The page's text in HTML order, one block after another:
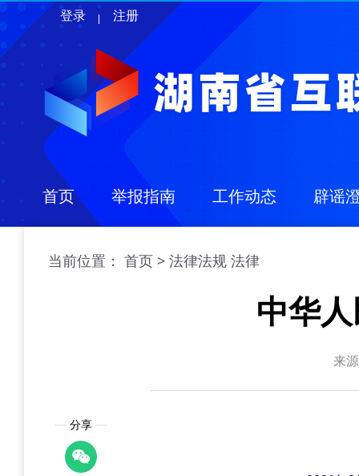
登录 注册
首页 举报指南 工作动态 辟谣
当前位置： 首页 > 法律法规 法律
中华
来
分享